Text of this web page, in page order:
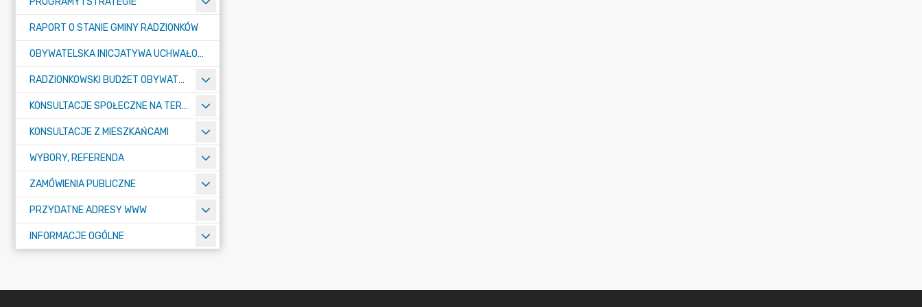
RAPORT O STANIE GMINY RADZIONKÓW
OBYWATELSKA INICJATYWA UCHWAŁODAWCZA
RADZIONKOWSKI BUDŻET OBYWATELSKI
KONSULTACJE SPOŁECZNE NA TERENIE MIASTA RADZIONKÓW
KONSULTACJE Z MIESZKAŃCAMI
WYBORY, REFERENDA
ZAMÓWIENIA PUBLICZNE
PRZYDATNE ADRESY WWW
INFORMACJE OGÓLNE